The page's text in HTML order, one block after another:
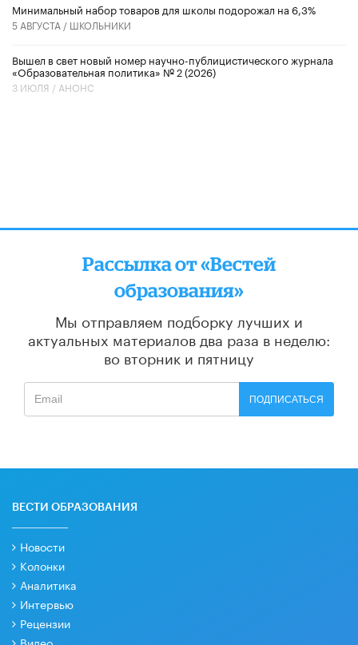
Минимальный набор товаров для школы подорожал на 6,3%
5 АВГУСТА / ШКОЛЬНИКИ
Вышел в свет новый номер научно-публицистического журнала
«Образовательная политика» № 2 (2026)
3 ИЮЛЯ / АНОНС
Рассылка от «Вестей
образования»
Мы отправляем подборку лучших и
актуальных материалов два раза в неделю:
во вторник и пятницу
ПОДПИСАТЬСЯ
ВЕСТИ ОБРАЗОВАНИЯ
Новости
Колонки
Аналитика
Интервью
Рецензии